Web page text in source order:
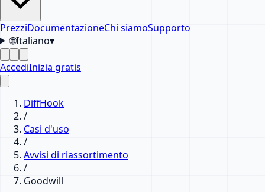
PrezziDocumentazioneChi siamoSupporto
🌐Italiano▾
AccediInizia gratis
DiffHook
/
Casi d'uso
/
Avvisi di riassortimento
/
Goodwill